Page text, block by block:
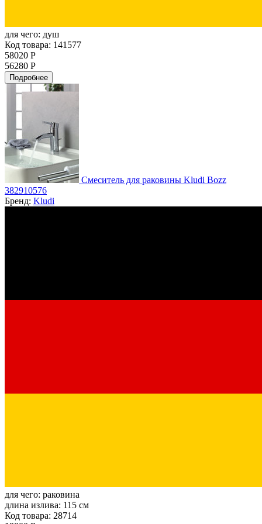
для чего: душ
Код товара: 141577
58020 Р
56280 Р
Подробнее
Смеситель для раковины Kludi Bozz
382910576
Бренд: Kludi
для чего: раковина
длина излива: 115 см
Код товара: 28714